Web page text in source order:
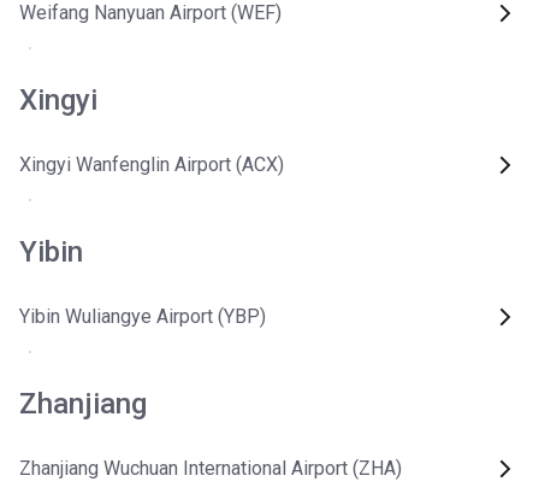
Weifang Nanyuan Airport (WEF)
Xingyi
Xingyi Wanfenglin Airport (ACX)
Yibin
Yibin Wuliangye Airport (YBP)
Zhanjiang
Zhanjiang Wuchuan International Airport (ZHA)